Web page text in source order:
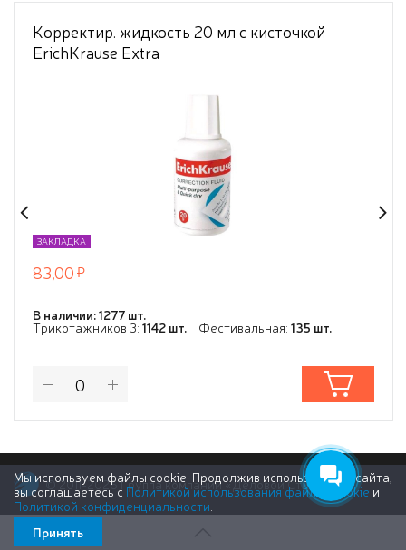
Корректир. жидкость 20 мл с кисточкой
ErichKrause Extra
ЗАКЛАДКА
83,00
В наличии: 1277 шт.
Трикотажников 3: 1142 шт. Фестивальная: 135 шт.
© 2011-2026 Группа компаний «Деловой Стиль»
Мы используем файлы cookie. Продолжив использование сайта,
вы соглашаетесь с Политикой использования файлов cookie и
Политикой конфиденциальности
Принять